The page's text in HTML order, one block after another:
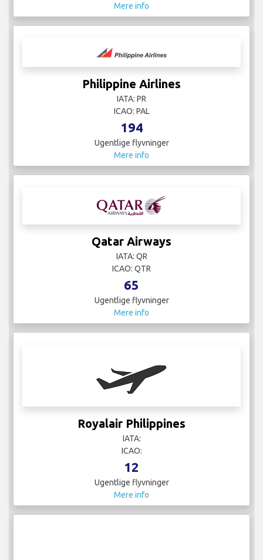
Mere info
Philippine Airlines
IATA: PR
ICAO: PAL
194
Ugentlige flyvninger
Mere info
Qatar Airways
IATA: QR
ICAO: QTR
65
Ugentlige flyvninger
Mere info
Royalair Philippines
IATA:
ICAO:
12
Ugentlige flyvninger
Mere info